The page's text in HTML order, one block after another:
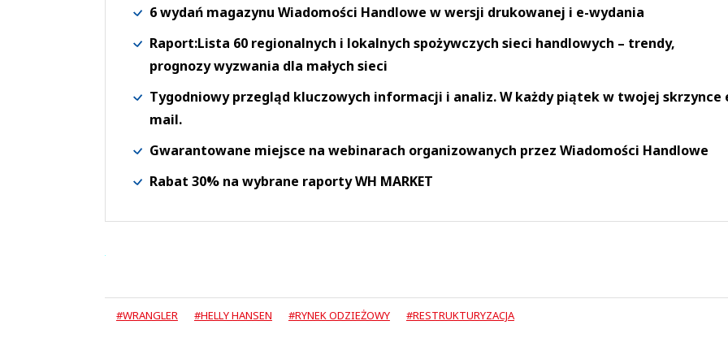
6 wydań magazynu Wiadomości Handlowe w wersji drukowanej i e-wydania
Raport:Lista 60 regionalnych i lokalnych spożywczych sieci handlowych – trendy,
prognozy wyzwania dla małych sieci
Tygodniowy przegląd kluczowych informacji i analiz. W każdy piątek w twojej skrzynce
mail.
Gwarantowane miejsce na webinarach organizowanych przez Wiadomości Handlowe
Rabat 30% na wybrane raporty WH MARKET
#WRANGLER #HELLY HANSEN #RYNEK ODZIEŻOWY #RESTRUKTURYZACJA